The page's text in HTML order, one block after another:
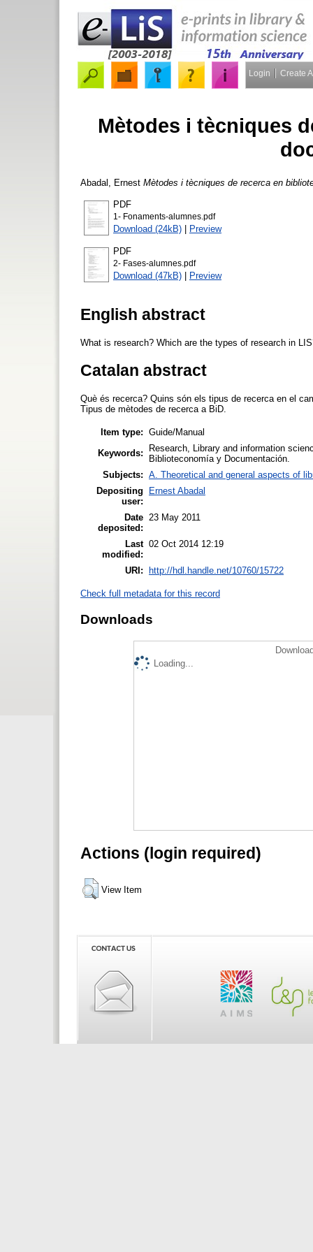
Login Create
Mètodes i tècniques
Abadal, Ernest Mètodes i tècniques de recerca en
PDF
1- Fonaments-alumnes.pdf
Download (24kB) | Preview
PDF
2- Fases-alumnes.pdf
Download (47kB) | Preview
English abstract
What is research? Which are the types of research in
Catalan abstract
Què és recerca? Quins són els tipus de recerca en el
Tipus de mètodes de recerca a BiD.
Item type: Guide/Manual
Keywords:
Research, Library and information
Biblioteconomía y Documentación.
Subjects: A. Theoretical and general aspects of
Depositing
user:
Ernest Abadal
Date
deposited:
23 May 2011
Last
modified:
02 Oct 2014 12:19
URI: http://hdl.handle.net/10760/15722
Check full metadata for this record
Downloads
Loading...
Actions (login required)
View Item